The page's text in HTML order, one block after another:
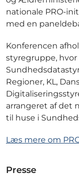
nationale PRO-
med en
Konferencen
styregruppe,
Regioner, KL,
arrangeret af det
til huse i
Læs mere om
Presse